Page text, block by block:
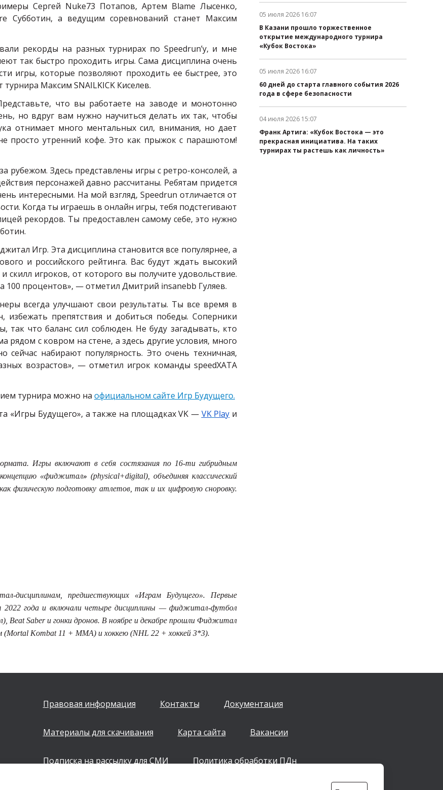
Сергей Nuke73 Потапов, Артем Blame Лысенко,
Субботин, а ведущим соревнований станет Максим
рекорды на разных турнирах по Speedrun’у, и мне
так быстро проходить игры. Сама дисциплина очень
игры, которые позволяют проходить ее быстрее, это
турнира Максим SNAILKICK Киселев.
что вы работаете на заводе и монотонно
но вдруг вам нужно научиться делать их так, чтобы
отнимает много ментальных сил, внимания, но дает
просто утренний кофе. Это как прыжок с парашютом!
Здесь представлены игры с ретро-консолей, а
персонажей давно рассчитаны. Ребятам придется
интересными. На мой взгляд, Speedrun отличается от
Когда ты играешь в онлайн игры, тебя подстегивают
рекордов. Ты предоставлен самому себе, это нужно
Игр. Эта дисциплина становится все популярнее, а
и российского рейтинга. Вас будут ждать высокий
скилл игроков, от которого вы получите удовольствие.
100 процентов», — отметил Дмитрий insanebb Гуляев.
всегда улучшают свои результаты. Ты все время в
избежать препятствия и добиться победы. Соперники
так что баланс сил соблюден. Не буду загадывать, кто
с ковром на стене, а здесь другие условия, много
набирают популярность. Это очень техничная,
возрастов», — отметил игрок команды speedХАТА
турнира можно на официальном сайте Игр Будущего.
«Игры Будущего», а также на площадкахVK — VK Play и
Игры включают в себя состязания по 16-ти гибридным
«фиджитал» (physical+digital), объединяя классический
физическую подготовку атлетов, так и их цифровую сноровку.
дисциплинам, предшествующих «Играм Будущего». Первые
года и включали четыре дисциплины — фиджитал-футбол
Beat Saberи гонки дронов. В ноябре и декабре прошли Фиджитал
(Mortal Kombat11 + MMA) и хоккею (NHL 22 + хоккей 3*3).
05 июля 2026 16:07
В Казани прошло торжественное
открытие международного турнира
«Кубок Востока»
Дата публикации:
05 июля 2026 16:07
60 дней до старта главного события 2026
года в сфере безопасности
Дата публикации:
04 июля 2026 15:07
Франк Артига: «Кубок Востока — это
прекрасная инициатива. На таких
турнирах ты растешь как личность»
Правовая информация Контакты Документация
Материалы для скачивания Карта сайта Вакансии
Подписка на рассылку для СМИ Политика обработки ПДн